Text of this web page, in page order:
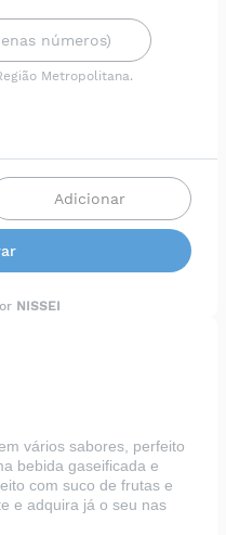
Metropolitana.
Adicionar
NISSEI
vários sabores, perfeito
bebida gaseificada e
com suco de frutas e
e adquira já o seu nas